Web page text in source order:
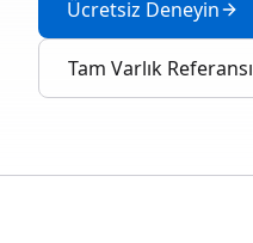
Ücretsiz Deneyin
Tam Varlık Referansı